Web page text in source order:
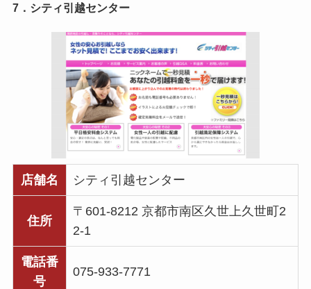
7．シティ引越センター
店舗名 シティ引越センター
住所
〒601-8212 京都市南区久世上久世町2
2-1
電話番
号
075-933-7771